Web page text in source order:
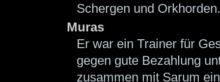
Schergen und Orkhorden.
Muras
Er war ein Trainer für
gegen gute Bezahlung
zusammen mit Sarum